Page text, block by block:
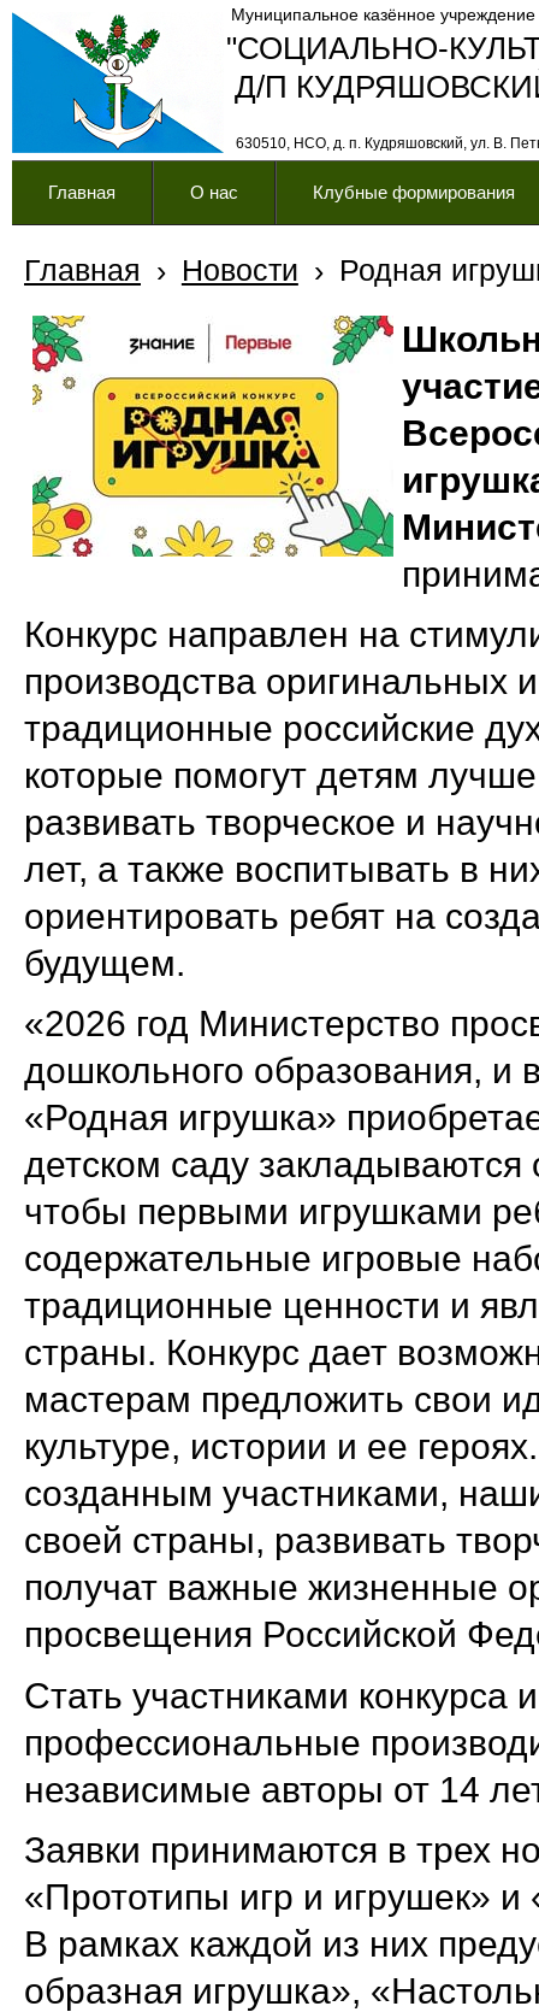
"СОЦИАЛЬНО-
630510, НСО, д. п. Кудряшовский, ул. В.
Муниципальное казённое учреждение
Д/П
Главная О нас Клубные формирования
Главная › Новости › Родная
Конкурс направлен на
производства оригинальных
традиционные российские
которые помогут детям
развивать творческое и
лет, а также воспитывать в
ориентировать ребят на
будущем.
«2026 год Министерство
дошкольного образования, и
«Родная игрушка»
детском саду
чтобы первыми игрушками
содержательные игровые
традиционные ценности и
страны. Конкурс дает
мастерам предложить свои
культуре, истории и ее
созданным участниками,
своей страны, развивать
получат важные жизненные
просвещения Российской
Стать участниками конкурса
профессиональные
независимые авторы от 14
Заявки принимаются в трех
«Прототипы игр и игрушек» и
В рамках каждой из них
образная игрушка»,